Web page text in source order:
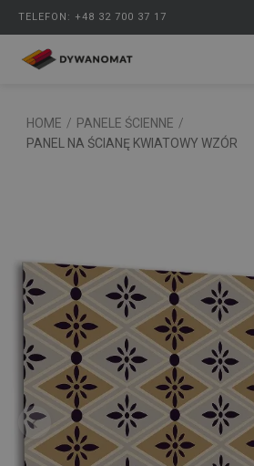
TELEFON: +48 32 700 37 17
HOME / PANELE ŚCIENNE /
PANEL NA ŚCIANĘ KWIATOWY WZÓR
‹